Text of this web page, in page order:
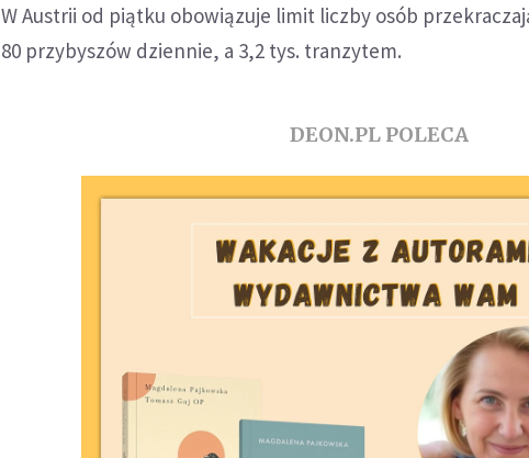
W Austrii od piątku obowiązuje limit liczby osób
80 przybyszów dziennie, a 3,2 tys. tranzytem.
DEON.PL POLECA